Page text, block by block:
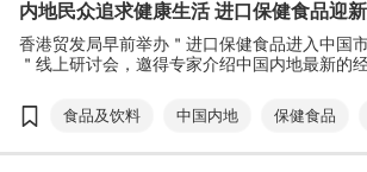
内地民众追求健康生活 进口保健食品迎
香港贸发局早前举办＂进口保健食品进入中国
＂线上研讨会，邀得专家介绍中国内地最新的
食品及饮料 中国内地 保健食品
线上销售
维生素 慢性病
医